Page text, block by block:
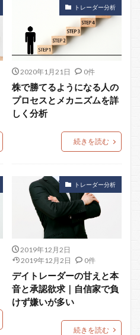
トレーダー分析
2020年1月21日 0件
株で勝てるようになる人の
プロセスとメカニズムを詳
しく分析
続きを読む
トレーダー分析
2019年12月2日
2019年12月2日
0件
デイトレーダーの甘えと本
音と承認欲求｜自信家で負
けず嫌いが多い
続きを読む